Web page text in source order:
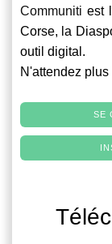
Communiti est
Corse, la
outil digital.
N'attendez
SE